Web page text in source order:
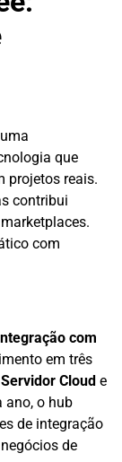
que
projetos reais.
contribui
com
com
em três
Cloud e
ano, o hub
de integração
de